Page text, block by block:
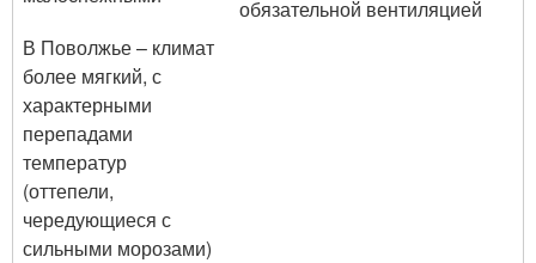
обязательной вентиляцией
В Поволжье – климат
более мягкий, с
характерными
перепадами
температур
(оттепели,
чередующиеся с
сильными морозами)